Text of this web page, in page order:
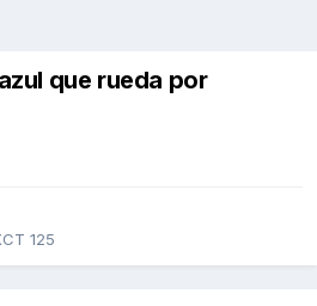
que rueda por
125